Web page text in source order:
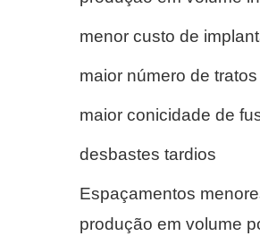
menor custo de
maior número de
maior conicidade de
desbastes tardios
Espaçamentos
produção em volume